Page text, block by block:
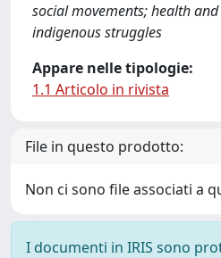
social movements; health
indigenous struggles
Appare nelle tipologie:
1.1 Articolo in rivista
File in questo prodotto:
Non ci sono file associati a
I documenti in IRIS sono